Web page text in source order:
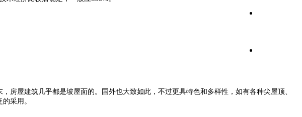
房屋建筑几乎都是坡屋面的。国外也大致如此，不过更具特色和多样性，如有各种尖屋顶、
采用。